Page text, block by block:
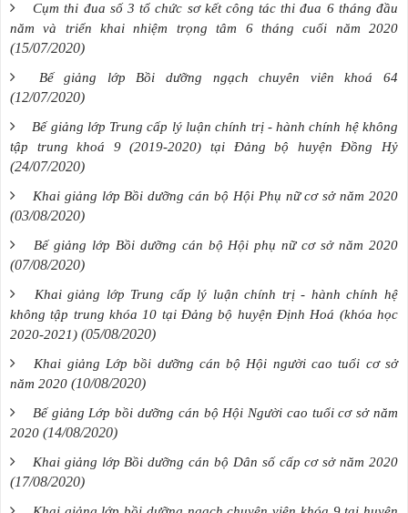
Cụm thi đua số 3 tổ chức sơ kết công tác thi đua 6 tháng đầu
năm và triển khai nhiệm trọng tâm 6 tháng cuối năm 2020
(15/07/2020)
Bế giảng lớp Bồi dưỡng ngạch chuyên viên khoá 64
(12/07/2020)
Bế giảng lớp Trung cấp lý luận chính trị - hành chính hệ không
tập trung khoá 9 (2019-2020) tại Đảng bộ huyện Đồng Hỷ
(24/07/2020)
Khai giảng lớp Bồi dưỡng cán bộ Hội Phụ nữ cơ sở năm 2020
(03/08/2020)
Bế giảng lớp Bồi dưỡng cán bộ Hội phụ nữ cơ sở năm 2020
(07/08/2020)
Khai giảng lớp Trung cấp lý luận chính trị - hành chính hệ
không tập trung khóa 10 tại Đảng bộ huyện Định Hoá (khóa học
2020-2021) (05/08/2020)
Khai giảng Lớp bồi dưỡng cán bộ Hội người cao tuổi cơ sở
năm 2020 (10/08/2020)
Bế giảng Lớp bồi dưỡng cán bộ Hội Người cao tuổi cơ sở năm
2020 (14/08/2020)
Khai giảng lớp Bồi dưỡng cán bộ Dân số cấp cơ sở năm 2020
(17/08/2020)